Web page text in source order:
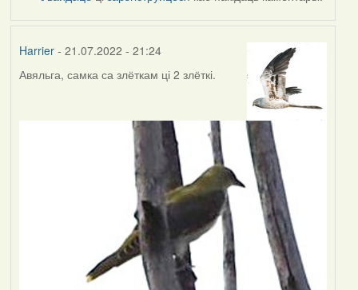
Harrier- 21.07.2022 - 21:24
Авяльга, самка са злёткам ці 2 злёткі.